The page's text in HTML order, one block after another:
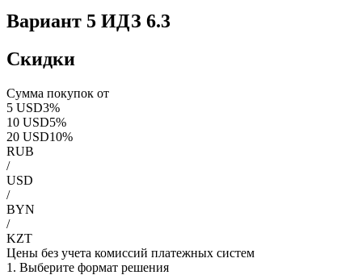
Вариант 5 ИДЗ 6.3
Скидки
Сумма покупок от
5 USD3%
10 USD5%
20 USD10%
RUB
/
USD
/
BYN
/
KZT
Цены без учета комиссий платежных систем
1. Выберите формат решения